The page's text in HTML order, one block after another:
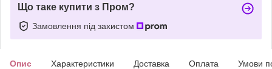
Що таке купити з Пром?
Замовлення під захистом
Опис Характеристики Доставка Оплата Умови